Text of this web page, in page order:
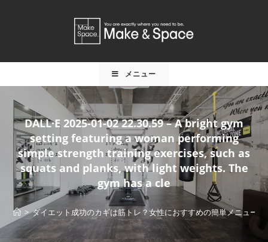
メニュー
DALL·E 2025-01-02 22.30.59 – A bright gym
setting featuring a woman performing
simple strength training exercises, such as
squats and planks, with light weights. The
gym has a cle
> ダイエット成功のカギは筋トレ？女性におすすめの簡単メニュー |